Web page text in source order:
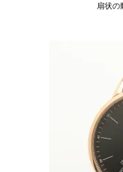
扇状の